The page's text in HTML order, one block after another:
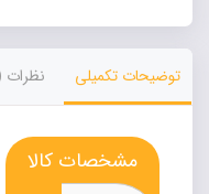
Alternative:
توضیحات تکمیلی نظرات
مشخصات کالا